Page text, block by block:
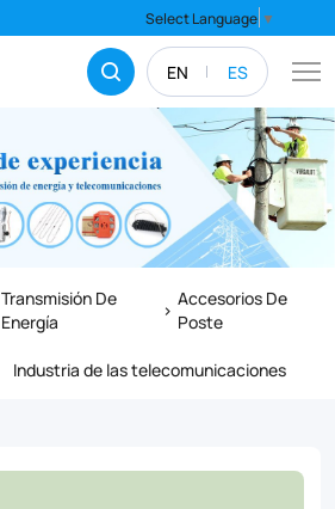
EN ES
Select Language ▼
Transmisión De
Energía
Accesorios De
Poste
Industria de las telecomunicaciones